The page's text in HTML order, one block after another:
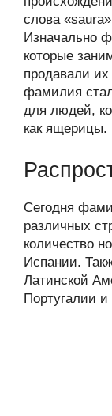
слова
Изначально
которые
продавали
фамилия
для людей,
как ящерицы.
Сегодня
различных
количество
Испании.
Латинской
Португалии и